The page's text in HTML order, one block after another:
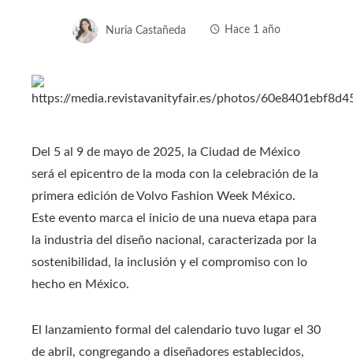
Nuria Castañeda Hace 1 año
Del 5 al 9 de mayo de 2025, la Ciudad de México
será el epicentro de la moda con la celebración de la
primera edición de Volvo Fashion Week México.
Este evento marca el inicio de una nueva etapa para
la industria del diseño nacional, caracterizada por la
sostenibilidad, la inclusión y el compromiso con lo
hecho en México.
El lanzamiento formal del calendario tuvo lugar el 30
de abril, congregando a diseñadores establecidos,